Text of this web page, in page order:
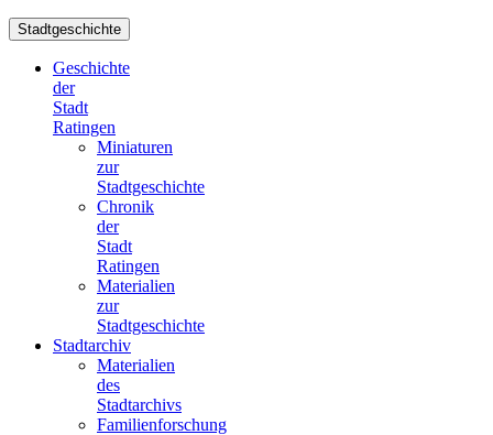
Stadtgeschichte
Geschichte
der
Stadt
Ratingen
Miniaturen
zur
Stadtgeschichte
Chronik
der
Stadt
Ratingen
Materialien
zur
Stadtgeschichte
Stadtarchiv
Materialien
des
Stadtarchivs
Familienforschung